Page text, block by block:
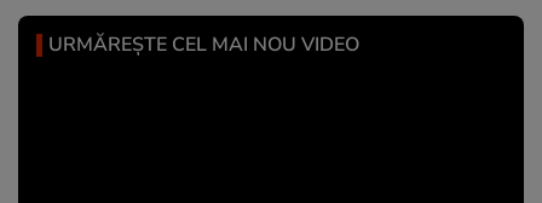
URMĂREȘTE CEL MAI NOU VIDEO